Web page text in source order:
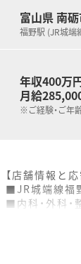
富山県 南
福野駅 (JR城端
年収400万
月給
※ご経験・ご年
【店舗情報と
■JR城端線福
■内科・外科
■薬剤師は常